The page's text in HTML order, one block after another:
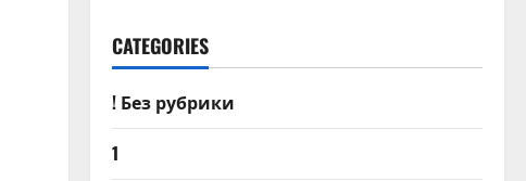
CATEGORIES
! Без рубрики
1